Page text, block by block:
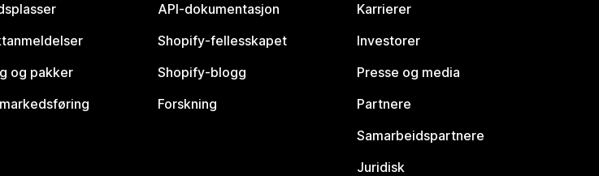
og pakker
API-dokumentasjon
Shopify-fellesskapet
Shopify-blogg
Forskning
Karrierer
Investorer
Presse og media
Partnere
Samarbeidspartnere
Juridisk